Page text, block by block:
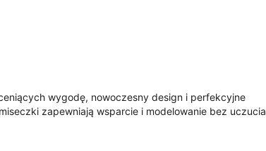
wygodę, nowoczesny design i perfekcyjne
zapewniają wsparcie i modelowanie bez uczucia